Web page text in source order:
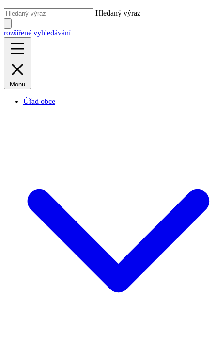
Hledaný výraz
rozšířené vyhledávání
Menu
Úřad obce